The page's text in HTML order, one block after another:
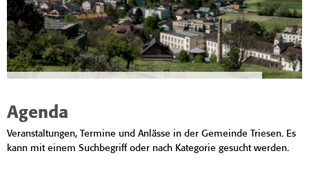
Agenda
Veranstaltungen, Termine und Anlässe in der Gemeinde Triesen. Es
kann mit einem Suchbegriff oder nach Kategorie gesucht werden.